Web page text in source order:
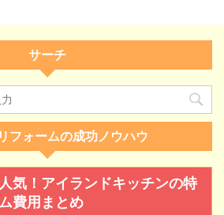
本各
発し
時
震 ...
があります。完成イメー
ジ通りにするためには、
ォームが必要なのか、他
に必要な工事はないか ...
容に
キリ
くら
てお
に
てみ
満た
助
性も
か？ もちろん、キッチン
のリフォーム費用は、メ
ーカーやモデルまた業者
の作業費用によってピン
キリです。 この記事で
は、業者に依頼する前に
どの程度費用が掛かるも
のなのか、注意すべき点
また沖縄県で活用できる
サーチ
フォームの成功ノウハウ
気！アイランドキッチンの特
費用まとめ